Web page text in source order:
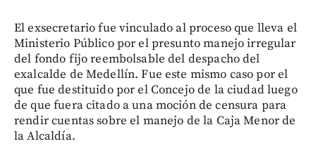
El exsecretario fue vinculado al proceso que lleva el
Ministerio Público por el presunto manejo irregular
del fondo fijo reembolsable del despacho del
exalcalde de Medellín. Fue este mismo caso por el
que fue destituido por el Concejo de la ciudad luego
de que fuera citado a una moción de censura para
rendir cuentas sobre el manejo de la Caja Menor de
la Alcaldía.